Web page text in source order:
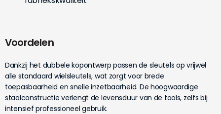
Voordelen
Dankzij het dubbele kopontwerp passen de sleutels op vrijwel
alle standaard wielsleutels, wat zorgt voor brede
toepasbaarheid en snelle inzetbaarheid. De hoogwaardige
staalconstructie verlengt de levensduur van de tools, zelfs bij
intensief professioneel gebruik.